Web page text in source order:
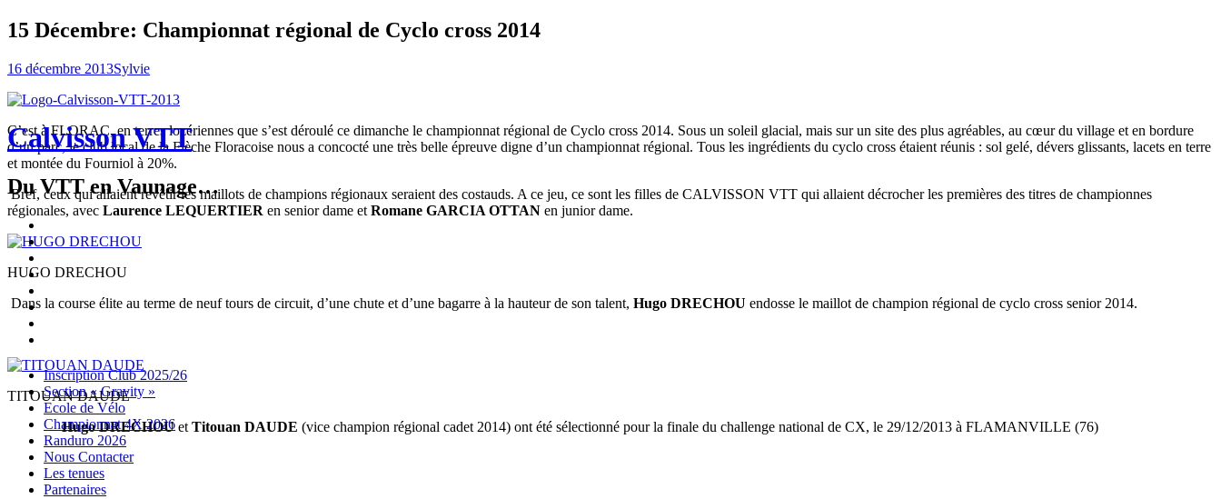
Calvisson VTT
Du VTT en Vaunage…
Club
Section
de
Championnat
2026
2026
Nous
Menu
Widgets
Recherche
Aller
au
contenu
Inscription Club 2025/26
Section « Gravity »
Ecole de Vélo
Championnat 4X 2026
Randuro 2026
Nous Contacter
Les tenues
Partenaires
15 Décembre: Championnat régional de Cyclo cross 2014
16 décembre 2013Sylvie
C’est à FLORAC, en terres lozériennes que s’est déroulé ce dimanche le championnat régional de Cyclo cross 2014. Sous un soleil glacial, mais sur un site des plus agréables, au cœur du village et en bordure
d’un parc, le club local de la Flèche Floracoise nous a concocté une très belle épreuve digne d’un championnat régional. Tous les ingrédients du cyclo cross étaient réunis : sol gelé, dévers glissants, lacets en terre
et montée du Fourniol à 20%.
Bref, ceux qui allaient revêtir les maillots de champions régionaux seraient des costauds. A ce jeu, ce sont les filles de CALVISSON VTT qui allaient décrocher les premières des titres de championnes
régionales, avec Laurence LEQUERTIER en senior dame et Romane GARCIA OTTAN en junior dame.
HUGO DRECHOU
Dans la course élite au terme de neuf tours de circuit, d’une chute et d’une bagarre à la hauteur de son talent, Hugo DRECHOU endosse le maillot de champion régional de cyclo cross senior 2014.
TITOUAN DAUDE
Hugo DRECHOUet Titouan DAUDE (vice champion régional cadet 2014) ont été sélectionné pour la finale du challenge national de CX, le 29/12/2013 à FLAMANVILLE (76)